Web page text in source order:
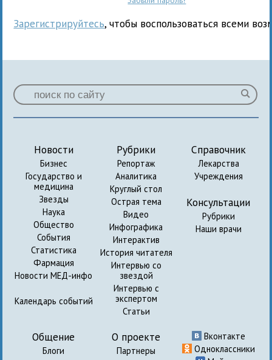
Зарегистрируйтесь, чтобы воспользоваться всеми
Новости
Бизнес
Государство и
медицина
Звезды
Наука
Общество
События
Статистика
Фармация
Новости МЕД-инфо
Календарь событий
Рубрики
Репортаж
Аналитика
Круглый стол
Острая тема
Видео
Инфографика
Интерактив
История читателя
Интервью со
звездой
Интервью с
экспертом
Статьи
Справочник
Лекарства
Учреждения
Консультации
Рубрики
Наши врачи
Общение
Блоги
О проекте
Партнеры
Вконтакте
Одноклассники